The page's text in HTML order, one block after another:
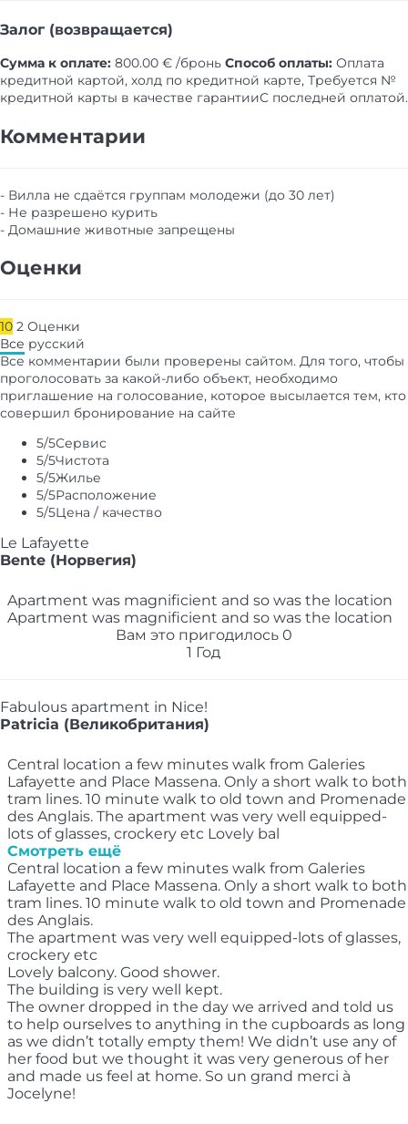
Залог (возвращается)
Сумма к оплате: 800.00 € /бронь Способ оплаты: Оплата
кредитной картой, холд по кредитной карте, Требуется №
кредитной карты в качестве гарантии​С последней оплатой.
Комментарии
- Вилла не сдаётся группам молодежи (до 30 лет)
- Не разрешено курить
- Домашние животные запрещены
Оценки
10 2 Оценки
Все русский
Все комментарии были проверены сайтом. Для того, чтобы
проголосовать за какой-либо объект, необходимо
приглашение на голосование, которое высылается тем, кто
совершил бронирование на сайте
5/5Сервис
5/5Чистота
5/5Жилье
5/5Расположение
5/5Цена / качество
Le Lafayette
Bente (Норвегия)
Apartment was magnificient and so was the location
Apartment was magnificient and so was the location
Вам это пригодилось 0
1 Год
Fabulous apartment in Nice!
Patricia (Великобритания)
Central location a few minutes walk from Galeries
Lafayette and Place Massena. Only a short walk to both
tram lines. 10 minute walk to old town and Promenade
des Anglais. The apartment was very well equipped-
lots of glasses, crockery etc Lovely bal
Смотреть ещё
Central location a few minutes walk from Galeries
Lafayette and Place Massena. Only a short walk to both
tram lines. 10 minute walk to old town and Promenade
des Anglais.
The apartment was very well equipped-lots of glasses,
crockery etc
Lovely balcony. Good shower.
The building is very well kept.
The owner dropped in the day we arrived and told us
to help ourselves to anything in the cupboards as long
as we didn’t totally empty them! We didn’t use any of
her food but we thought it was very generous of her
and made us feel at home. So un grand merci à
Jocelyne!